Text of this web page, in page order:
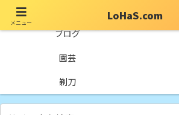
ブログ
園芸
剃刀
メニュー
LoHaS.com